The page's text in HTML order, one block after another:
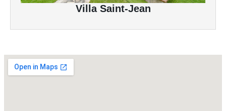
Villa Saint-Jean